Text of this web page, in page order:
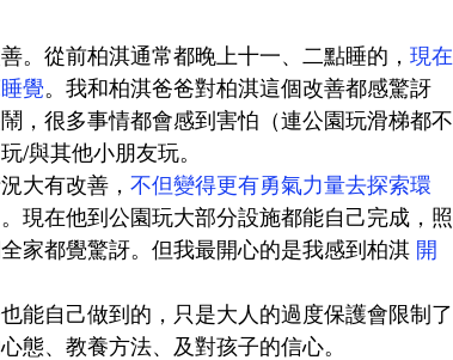
。從前柏淇通常都晚上十一、二點睡的， 現在
覺。我和柏淇爸爸對柏淇這個改善都感驚訝
，很多事情都會感到害怕（連公園玩滑梯都不
/與其他小朋友玩。
大有改善， 不但變得更有勇氣力量去探索環
現在他到公園玩大部分設施都能自己完成，照
家都覺驚訝。但我最開心的是我感到柏淇 開
能自己做到的，只是大人的過度保護會限制了
態、教養方法、及對孩子的信心。